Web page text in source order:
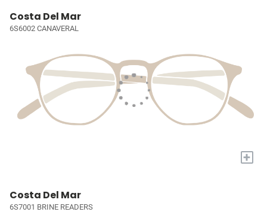
Costa Del Mar
6S6002 CANAVERAL
+
Costa Del Mar
6S7001 BRINE READERS